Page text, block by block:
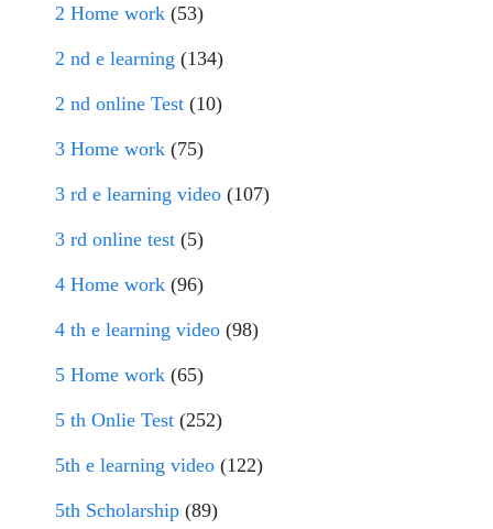
2 Home work (53)
2 nd e learning (134)
2 nd online Test (10)
3 Home work (75)
3 rd e learning video (107)
3 rd online test (5)
4 Home work (96)
4 th e learning video (98)
5 Home work (65)
5 th Onlie Test (252)
5th e learning video (122)
5th Scholarship (89)